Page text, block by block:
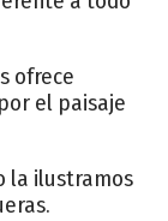
ofrece
el paisaje
la ilustramos